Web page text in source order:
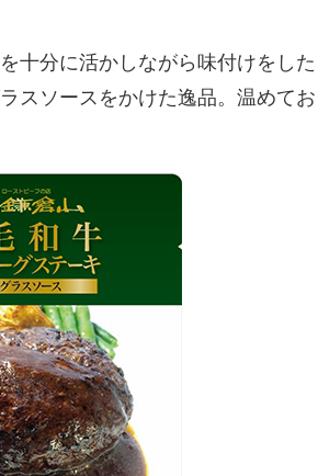
十分に活かしながら味付けをした
スソースをかけた逸品。温めてお